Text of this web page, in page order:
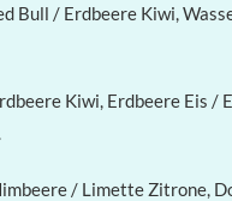
Bull / Erdbeere Kiwi,
Kiwi, Erdbeere Eis /
/ Limette Zitrone,